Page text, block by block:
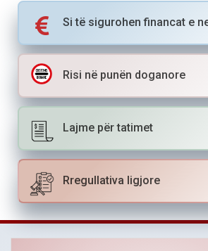
Si të sigurohen financat e
Risi në punën doganore
Lajme për tatimet
Rregullativa ligjore